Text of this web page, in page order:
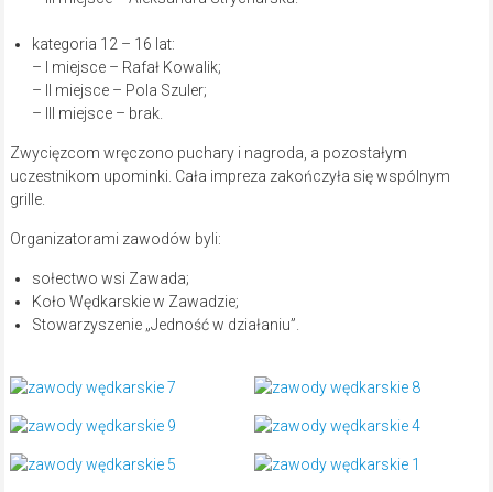
kategoria 12 – 16 lat:
– I miejsce – Rafał Kowalik;
– II miejsce – Pola Szuler;
– III miejsce – brak.
Zwycięzcom wręczono puchary i nagroda, a pozostałym
uczestnikom upominki. Cała impreza zakończyła się wspólnym
grille.
Organizatorami zawodów byli:
sołectwo wsi Zawada;
Koło Wędkarskie w Zawadzie;
Stowarzyszenie „Jedność w działaniu”.